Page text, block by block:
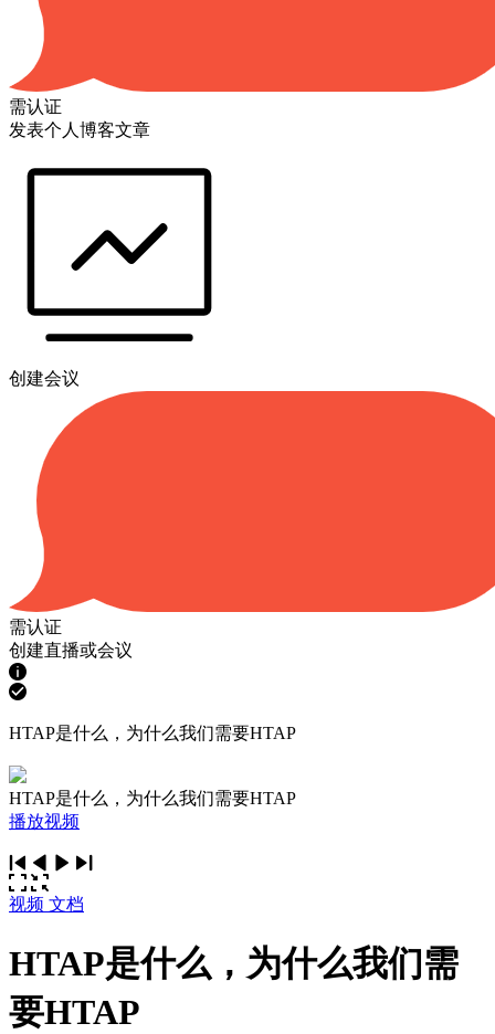
需认证
发表个人博客文章
创建会议
需认证
创建直播或会议
HTAP是什么，为什么我们需要HTAP
HTAP是什么，为什么我们需要HTAP
播放视频
视频 文档
HTAP是什么，为什么我们需
要HTAP